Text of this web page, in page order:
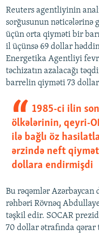
Reuters agentliyinin
sorğusunun nəticələrinə
üçün orta qiyməti bir
il üçünsə 69 dollar
Energetika Agentliyi
təchizatın azalacağı
barrelin qiyməti 73
1985-ci ilin
ölkələrinin, qeyri-
ilə bağlı öz
ərzində neft
dollara endirmişdi
Bu rəqəmlər Azərbaycan
rəhbəri Rövnəq
təşkil edir. SOCAR
70 dollar ətrafında qərar